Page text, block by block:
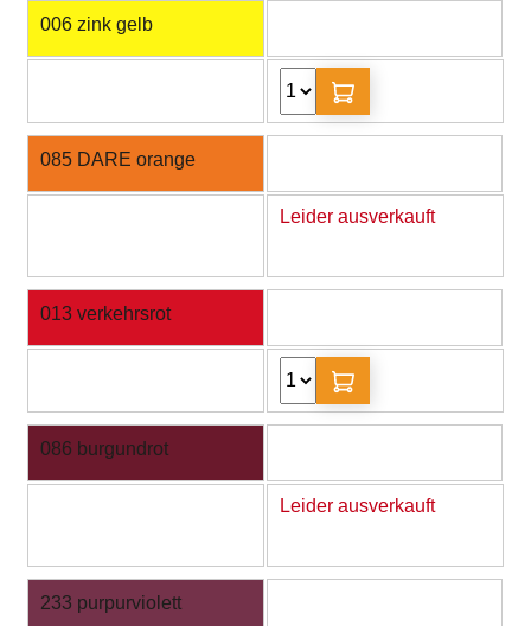
006 zink gelb
085 DARE orange
Leider ausverkauft
013 verkehrsrot
086 burgundrot
Leider ausverkauft
233 purpurviolett